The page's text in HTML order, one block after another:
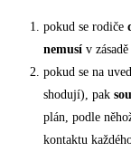
pokud se rodiče
nemusí v zásadě
pokud se na
shodují), pak
plán, podle
kontaktu